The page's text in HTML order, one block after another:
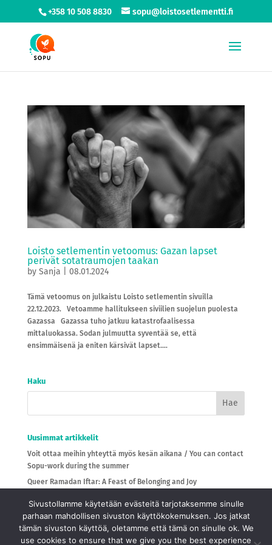
+358 10 508 8830 sopu@loistosetlementti.fi
Loisto setlementin vetoomus: Gazan lapset
perivät sotatraumojen taakan
by Sanja 08.01.2024
Tämä vetoomus on julkaistu Loisto setlementin sivuilla
22.12.2023. Vetoamme hallitukseen siviilien suojelun puolesta
Gazassa Gazassa tuho jatkuu katastrofaalisessa
mittaluokassa. Sodan julmuutta syventää se, että
ensimmäisenä ja eniten kärsivät lapset....
Haku
Uusimmat artikkelit
Voit ottaa meihin yhteyttä myös kesän aikana / You can contact
Sopu-work during the summer
Queer Ramadan Iftar: A Feast of Belonging and Joy
Kutsu seminaariin!
Kiitos! 25 organisaatiota ja 83 yksityishenkilöä liittyi
vetoomukseemme
Sivustollamme käytetään evästeitä tarjotaksemme sinulle
parhaan mahdollisen sivuston käyttökokemuksen. Jos jatkat
tämän sivuston käyttöä, oletamme että tämä on sinulle ok. We
use cookies to ensure that we give you the best experience